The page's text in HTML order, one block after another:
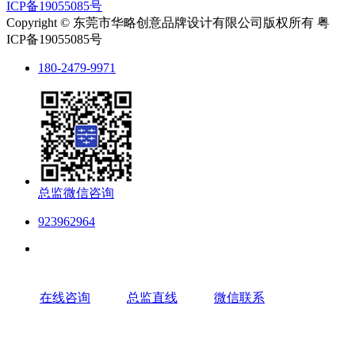
ICP备19055085号
Copyright © 东莞市华略创意品牌设计有限公司版权所有 粤
ICP备19055085号
180-2479-9971
总监微信咨询
923962964
在线咨询 总监直线 微信联系